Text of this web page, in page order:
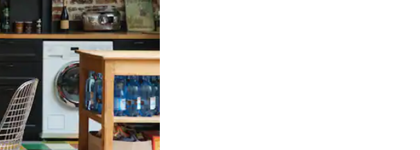
teclado ou tocando e deslizando o dedo na tela.